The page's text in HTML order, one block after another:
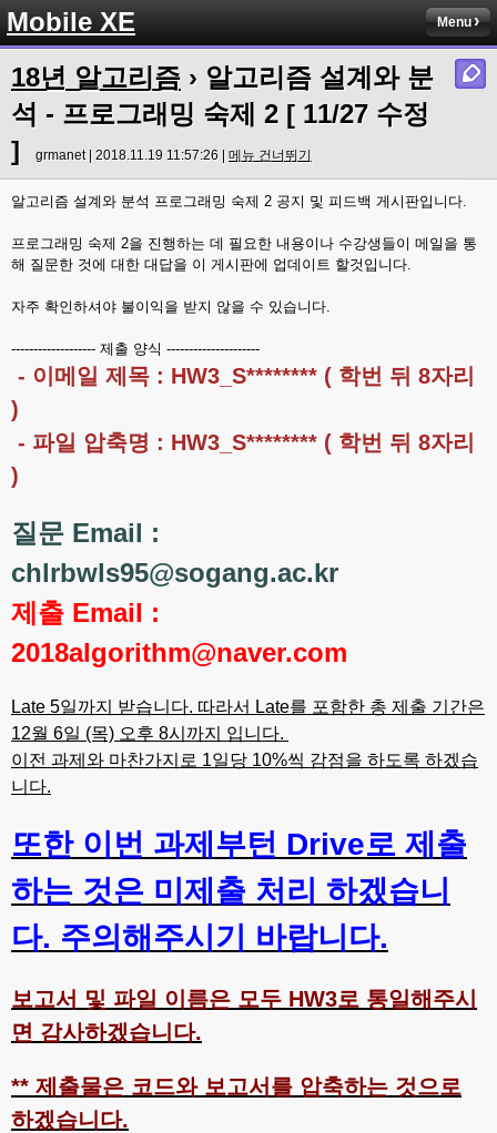
Mobile XE Menu
18년 알고리즘 › 알고리즘 설계와 분
석 - 프로그래밍 숙제 2 [ 11/27 수정
]
grmanet | 2018.11.19 11:57:26 | 메뉴 건너뛰기
알고리즘 설계와 분석 프로그래밍 숙제 2 공지 및 피드백 게시판입니다.
프로그래밍 숙제 2을 진행하는 데 필요한 내용이나 수강생들이 메일을 통
해 질문한 것에 대한 대답을 이 게시판에 업데이트 할것입니다.
자주 확인하셔야 불이익을 받지 않을 수 있습니다.
------------------- 제출 양식 ---------------------
- 이메일 제목 : HW3_S******** ( 학번 뒤 8자리
)
- 파일 압축명 : HW3_S******** ( 학번 뒤 8자리
)
질문 Email :
chlrbwls95@sogang.ac.kr
제출 Email :
2018algorithm@naver.com
Late 5일까지 받습니다. 따라서 Late를 포함한 총 제출 기간은
12월 6일 (목) 오후 8시까지 입니다.
이전 과제와 마찬가지로 1일당 10%씩 감점을 하도록 하겠습
니다.
또한 이번 과제부턴 Drive로 제출
하는 것은 미제출 처리 하겠습니
다. 주의해주시기 바랍니다.
보고서 및 파일 이름은 모두 HW3로 통일해주시
면 감사하겠습니다.
** 제출물은 코드와 보고서를 압축하는 것으로
하겠습니다.